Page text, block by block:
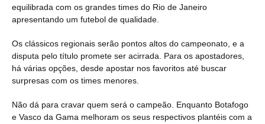
equilibrada com os grandes times do Rio de Janeiro
apresentando um futebol de qualidade.
Os clássicos regionais serão pontos altos do campeonato, e a
disputa pelo título promete ser acirrada. Para os apostadores,
há várias opções, desde apostar nos favoritos até buscar
surpresas com os times menores.
Não dá para cravar quem será o campeão. Enquanto Botafogo
e Vasco da Gama melhoram os seus respectivos plantéis com a